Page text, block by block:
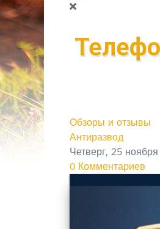
Обзоры и отзывы
Антиразвод
Четверг, 25
0 Комментариев